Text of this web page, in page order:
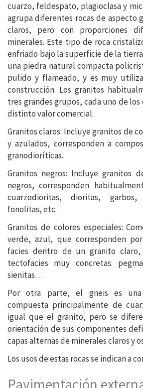
cuarzo, feldespato, plagioclasa y
agrupa diferentes rocas de aspecto
claros, pero con proporciones
minerales. Este tipo de roca
enfriado bajo la superficie de la
una piedra natural compacta
pulido y flameado, y es muy
construcción. Los granitos
tres grandes grupos, cada uno de
distinto valor comercial:
Granitos claros: Incluye granitos de
y azulados, corresponden a
granodioríticas.
Granitos negros: Incluye granitos
negros, corresponden
cuarzodioritas, dioritas, garbos,
fonolitas, etc.
Granitos de colores especiales:
verde, azul, que corresponden
facies dentro de un granito
tectofacies muy concretas:
sienitas…
Por otra parte, el gneis es una
compuesta principalmente de
igual que el granito, pero se
orientación de sus componentes
capas alternas de minerales claros y
Los usos de estas rocas se indican a
Pavimentación